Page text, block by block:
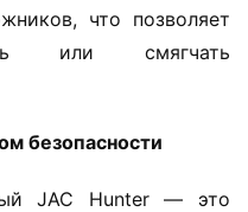
что позволяет
или смягчать
безопасности
JAC Hunter — это